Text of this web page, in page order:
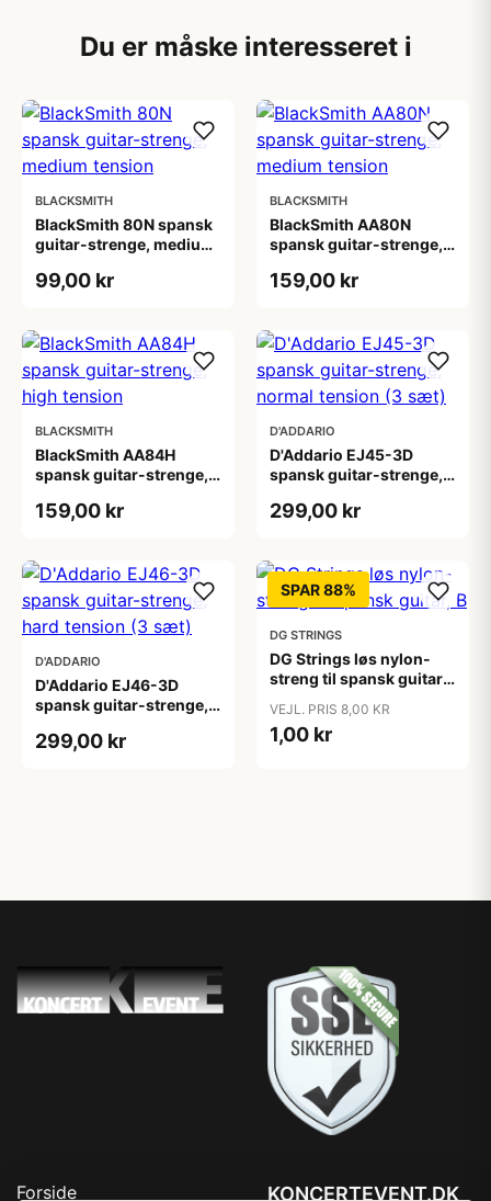
Du er måske interesseret i
BLACKSMITH
BlackSmith 80N spansk
guitar-strenge, medium
99,00 kr
BLACKSMITH
BlackSmith AA80N
spansk guitar-strenge,
159,00 kr
BLACKSMITH
BlackSmith AA84H
spansk guitar-strenge,
159,00 kr
D'ADDARIO
D'Addario EJ45-3D
spansk guitar-strenge,
299,00 kr
D'ADDARIO
D'Addario EJ46-3D
spansk guitar-strenge,
299,00 kr
SPAR 88%
DG STRINGS
DG Strings løs nylon-
streng til spansk guitar,
VEJL. PRIS 8,00 KR
1,00 kr
Forside KONCERTEVENT.DK